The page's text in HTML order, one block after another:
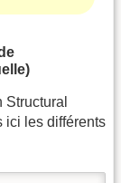
ici les différents